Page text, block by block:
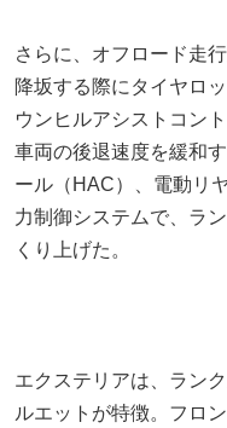
さらに、オフロード走
降坂する際にタイヤロ
ウンヒルアシストコン
車両の後退速度を緩和
ール（HAC）、電動リ
力制御システムで、ラ
くり上げた。
エクステリアは、ラン
ルエットが特徴。フロ